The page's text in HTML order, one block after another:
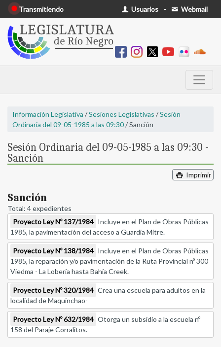
Transmitiendo Usuarios - Webmail
Información Legislativa /Sesiones Legislativas /Sesión
Ordinaria del 09-05-1985 a las 09:30/ Sanción
Sesión Ordinaria del 09-05-1985 a las 09:30 -
Sanción
Imprimir
Sanción
Total: 4 expedientes
Proyecto Ley Nº 137/1984 Incluye en el Plan de Obras Públicas
1985, la pavimentación del acceso a Guardia Mitre.
Proyecto Ley Nº 138/1984 Incluye en el Plan de Obras Públicas
1985, la reparación y/o pavimentación de la Ruta Provincial nº 300
Viedma - La Lobería hasta Bahía Creek.
Proyecto Ley Nº 320/1984 Crea una escuela para adultos en la
localidad de Maquinchao-
Proyecto Ley Nº 632/1984 Otorga un subsidio a la escuela nº
158 del Paraje Corralitos.